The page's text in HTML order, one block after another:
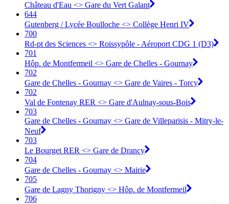
Château d'Eau <> Gare du Vert Galant
644
Gutenberg / Lycée Boulloche <> Collège Henri IV
700
Rd-pt des Sciences <> Roissypôle - Aéroport CDG 1 (D3)
701
Hôp. de Montfermeil <> Gare de Chelles - Gournay
702
Gare de Chelles - Gournay <> Gare de Vaires - Torcy
702
Val de Fontenay RER <> Gare d'Aulnay-sous-Bois
703
Gare de Chelles - Gournay <> Gare de Villeparisis - Mitry-le-
Neuf
703
Le Bourget RER <> Gare de Drancy
704
Gare de Chelles - Gournay <> Mairie
705
Gare de Lagny Thorigny <> Hôp. de Montfermeil
706